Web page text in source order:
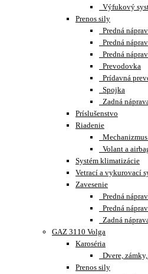
Výfukový
Prenos sily
Predná
Predná
Predná
Prevodovka
Prídavná
Spojka
Zadná
Príslušenstvo
Riadenie
Volant a
Systém klimatizácie
Vetrací a vykurovací
Zavesenie
Predná
Predná
Zadná
GAZ 3110 Volga
Karoséria
Dvere,
Prenos sily